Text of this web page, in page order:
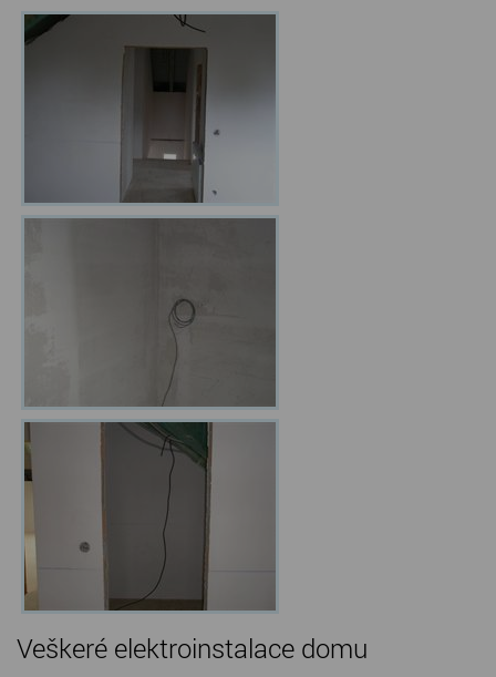
Veškeré elektroinstalace domu